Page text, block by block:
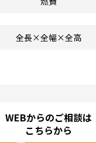
全長×全幅×全高
WEBからのご相談は
こちらから